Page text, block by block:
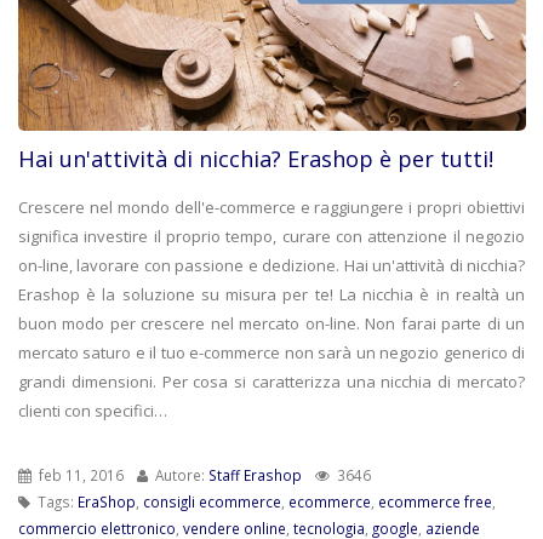
Hai un'attività di nicchia? Erashop è per tutti!
Crescere nel mondo dell'e-commerce e raggiungere i propri obiettivi
significa investire il proprio tempo, curare con attenzione il negozio
on-line, lavorare con passione e dedizione. Hai un'attività di nicchia?
Erashop è la soluzione su misura per te! La nicchia è in realtà un
buon modo per crescere nel mercato on-line. Non farai parte di un
mercato saturo e il tuo e-commerce non sarà un negozio generico di
grandi dimensioni. Per cosa si caratterizza una nicchia di mercato?
clienti con specifici…
feb 11, 2016 Autore: Staff Erashop
3646
Tags: EraShop consigli ecommerce ecommerce ecommerce free
commercio elettronico vendere online tecnologia google aziende